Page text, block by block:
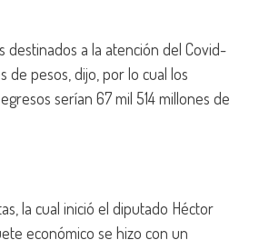
destinados a la atención del Covid-
de pesos, dijo, por lo cual los
serían 67 mil 514 millones de
la cual inició el diputado Héctor
económico se hizo con un